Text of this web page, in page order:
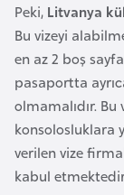
Peki, Litvanya
Bu vizeyi
en az 2 boş
pasaportta
olmamalıdır.
konsolosluklara
verilen vize
kabul
B
a
h
r
e
y
n